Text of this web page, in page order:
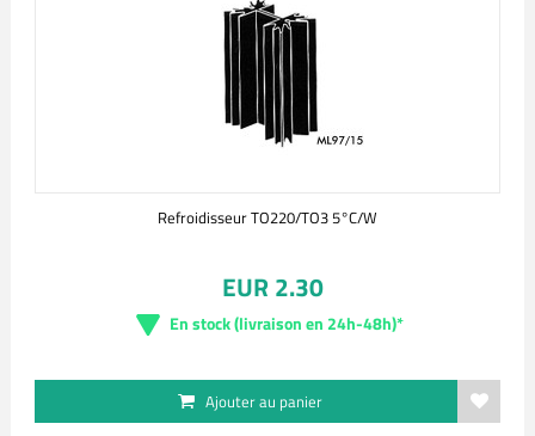
Refroidisseur TO220/TO3 5°C/W
EUR 2.30
En stock (livraison en 24h-48h)*
Ajouter au panier